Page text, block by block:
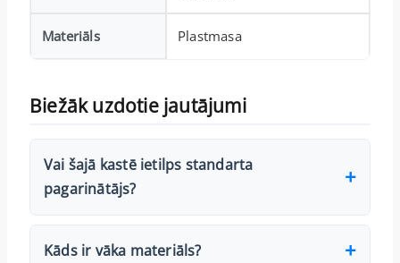
Materiāls Plastmasa
Biežāk uzdotie jautājumi
Vai šajā kastē ietilps standarta
pagarinātājs?
Kāds ir vāka materiāls?